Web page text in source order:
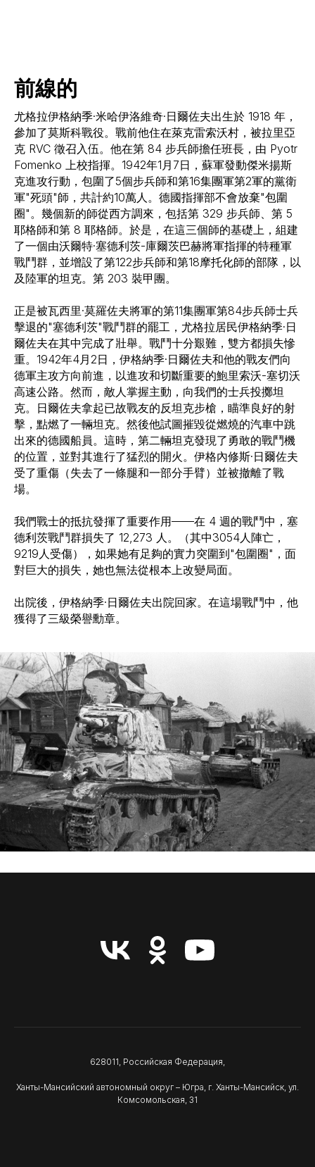
前線的
尤格拉伊格納季·米哈伊洛維奇·日爾佐夫出生於 1918 年，
參加了莫斯科戰役。戰前他住在萊克雷索沃村，被拉里亞
克 RVC 徵召入伍。他在第 84 步兵師擔任班長，由 Pyotr
Fomenko 上校指揮。1942年1月7日，蘇軍發動傑米揚斯
克進攻行動，包圍了5個步兵師和第16集團軍第2軍的黨衛
軍"死頭"師，共計約10萬人。德國指揮部不會放棄"包圍
圈"。幾個新的師從西方調來，包括第 329 步兵師、第 5
耶格師和第 8 耶格師。於是，在這三個師的基礎上，組建
了一個由沃爾特·塞德利茨-庫爾茨巴赫將軍指揮的特種軍
戰鬥群，並增設了第122步兵師和第18摩托化師的部隊，以
及陸軍的坦克。第 203 裝甲團。
正是被瓦西里·莫羅佐夫將軍的第11集團軍第84步兵師士兵
擊退的"塞德利茨"戰鬥群的罷工，尤格拉居民伊格納季·日
爾佐夫在其中完成了壯舉。戰鬥十分艱難，雙方都損失慘
重。1942年4月2日，伊格納季·日爾佐夫和他的戰友們向
德軍主攻方向前進，以進攻和切斷重要的鮑里索沃-塞切沃
高速公路。然而，敵人掌握主動，向我們的士兵投擲坦
克。日爾佐夫拿起已故戰友的反坦克步槍，瞄準良好的射
擊，點燃了一輛坦克。然後他試圖摧毀從燃燒的汽車中跳
出來的德國船員。這時，第二輛坦克發現了勇敢的戰鬥機
的位置，並對其進行了猛烈的開火。伊格內修斯·日爾佐夫
受了重傷（失去了一條腿和一部分手臂）並被撤離了戰
場。
我們戰士的抵抗發揮了重要作用——在 4 週的戰鬥中，塞
德利茨戰鬥群損失了 12,273 人。（其中3054人陣亡，
9219人受傷），如果她有足夠的實力突圍到"包圍圈"，面
對巨大的損失，她也無法從根本上改變局面。
出院後，伊格納季·日爾佐夫出院回家。在這場戰鬥中，他
獲得了三級榮譽勳章。
628011, Российская Федерация,
Ханты-Мансийский автономный округ – Югра, г. Ханты-Мансийск, ул.
Комсомольская, 31